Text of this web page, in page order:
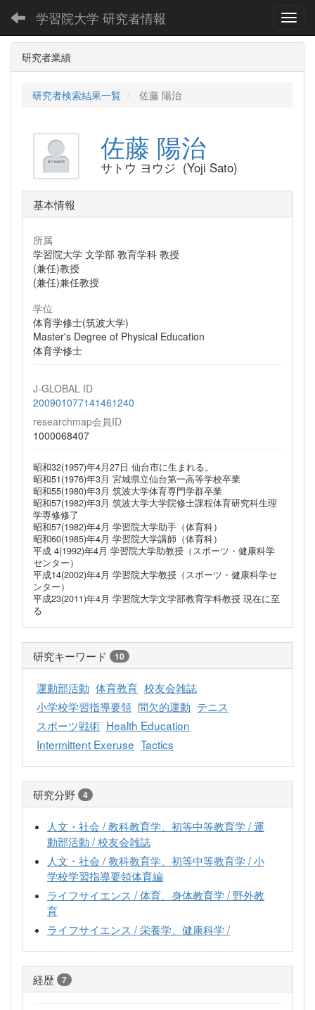
学習院大学 研究者情報
研究者業績
研究者検索結果一覧 佐藤 陽治
佐藤 陽治
サトウ ヨウジ (Yoji Sato)
基本情報
所属
学習院大学 文学部 教育学科 教授
(兼任)教授
(兼任)兼任教授
学位
体育学修士(筑波大学)
Master's Degree of Physical Education
体育学修士
J-GLOBAL ID
200901077141461240
researchmap会員ID
1000068407
昭和32(1957)年4月27日 仙台市に生まれる。
昭和51(1976)年3月 宮城県立仙台第一高等学校卒業
昭和55(1980)年3月 筑波大学体育専門学群卒業
昭和57(1982)年3月 筑波大学大学院修士課程体育研究科生理
学専修修了
昭和57(1982)年4月 学習院大学助手（体育科）
昭和60(1985)年4月 学習院大学講師（体育科）
平成 4(1992)年4月 学習院大学助教授（スポーツ・健康科学
センター）
平成14(2002)年4月 学習院大学教授（スポーツ・健康科学セ
ンター）
平成23(2011)年4月 学習院大学文学部教育学科教授 現在に至
る
研究キーワード 10
運動部活動 体育教育 校友会雑誌
小学校学習指導要領 間欠的運動 テニス
スポーツ戦術 Health Education
Intermittent Exeruse Tactics
研究分野 4
人文・社会 / 教科教育学、初等中等教育学 / 運
動部活動 / 校友会雑誌
人文・社会 / 教科教育学、初等中等教育学 / 小
学校学習指導要領体育編
ライフサイエンス / 体育、身体教育学 / 野外教
育
ライフサイエンス / 栄養学、健康科学 /
経歴 7